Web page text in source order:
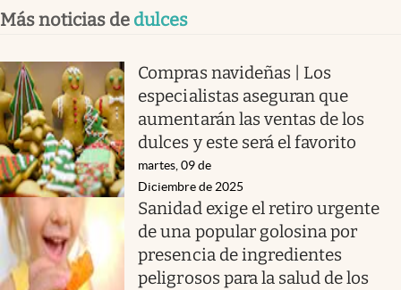
Más noticias de dulces
Compras navideñas | Los
especialistas aseguran que
aumentarán las ventas de los
dulces y este será el favorito
martes, 09 de
Diciembre de 2025
Sanidad exige el retiro urgente
de una popular golosina por
presencia de ingredientes
peligrosos para la salud de los